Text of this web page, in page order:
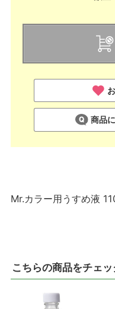
商品
Mr.カラー用うすめ液
こちらの商品をチェ